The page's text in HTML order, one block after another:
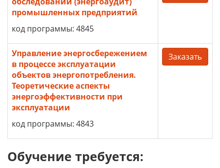
промышленных предприятий
код программы: 4845
Управление энергосбережением
в процессе эксплуатации
объектов энергопотребления.
Теоретические аспекты
энергоэффективности при
эксплуатации
код программы: 4843
Заказать
Обучение требуется: